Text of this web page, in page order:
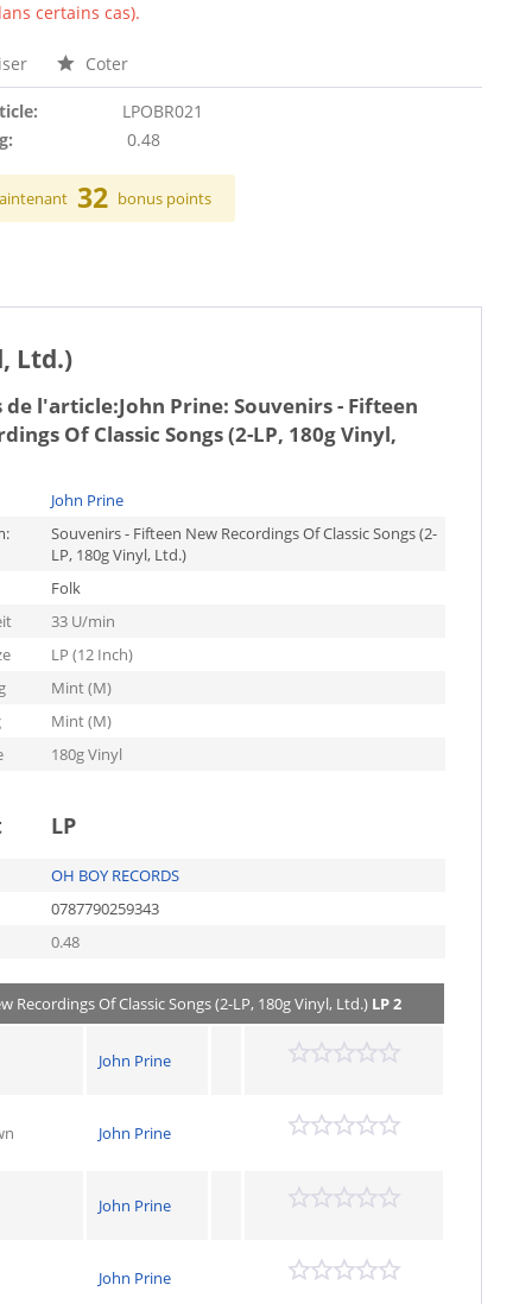
certains cas).
Coter
LPOBR021
0.48
32 bonus points
Ltd.)
de l'article:John Prine: Souvenirs - Fifteen
Of Classic Songs (2-LP, 180g Vinyl,
John Prine
Souvenirs - Fifteen New Recordings Of Classic Songs (2-
LP, 180g Vinyl, Ltd.)
Folk
33 U/min
LP (12 Inch)
Mint (M)
Mint (M)
180g Vinyl
LP
OH BOY RECORDS
0787790259343
0.48
Recordings Of Classic Songs (2-LP, 180g Vinyl, Ltd.)LP 2
John Prine
John Prine
John Prine
John Prine